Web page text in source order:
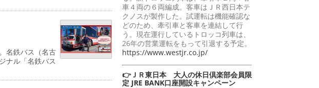
名鉄バス（名古
ナル「名鉄バス
車４両の６両編成。客車はＪＲ西日本テ
クノスが製作した。試運転は機能確認な
どのため、牽引車と客車を連結して行
う。現在運行しているトロッコ列車は、
26年の営業運転をもって引退する予定。
https://www.westjr.co.jp/
👉ＪＲ東日本 大人の休日倶楽部会員限
定 JRE BANK口座開設キャンペーン